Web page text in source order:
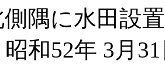
側隅に水田設
和52年 3月